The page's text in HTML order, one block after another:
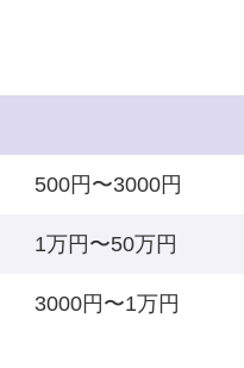
500円〜3000円
1万円〜50万円
3000円〜1万円